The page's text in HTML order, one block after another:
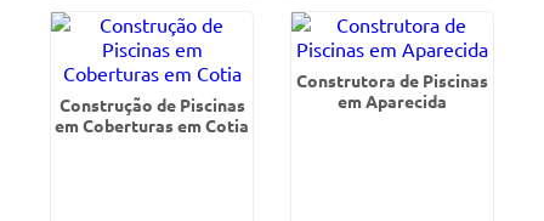
Construção de Piscinas
em Coberturas em Cotia
Construtora de Piscinas
em Aparecida